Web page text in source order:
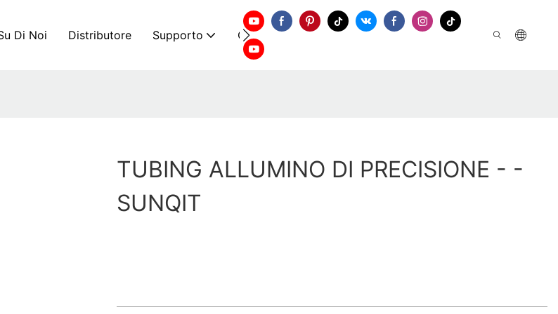
Di Noi Distributore Supporto Contattaci
TUBING ALLUMINO DI PRECISIONE - -
SUNQIT